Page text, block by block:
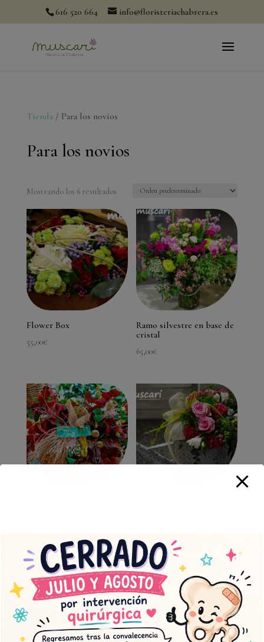
616 520 664 info@floristeriachabrera.es
Tienda/ Para los novios
Para los novios
Mostrando los 6 resultados
Flower Box
55,00€
Ramo silvestre en base de
cristal
65,00€
modal-check